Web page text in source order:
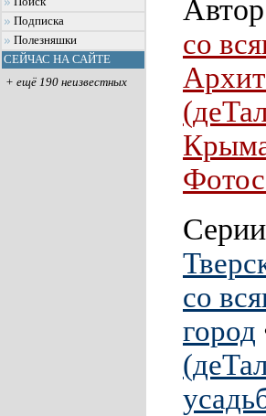
Подписка
Полезняшки
СЕЙЧАС НА САЙТЕ
+ ещё 190 неизвестных
со
со
город